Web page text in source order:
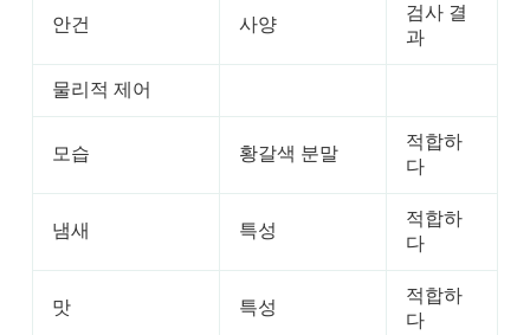
안건 사양
검사 결
과
물리적 제어
모습 황갈색 분말
적합하
다
냄새 특성
적합하
다
맛 특성
적합하
다